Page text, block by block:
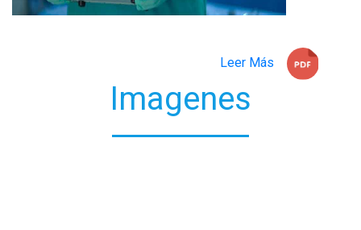
Leer Más
Imagenes